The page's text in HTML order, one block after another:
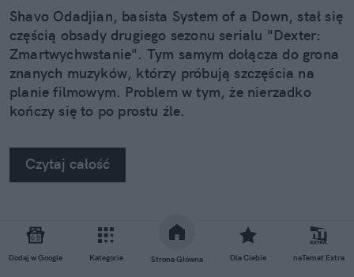
Dodaj w Google Kategorie Strona Główna Dla Ciebie naTemat Extra
Shavo Odadjian, basista System of a Down, stał się
częścią obsady drugiego sezonu serialu "Dexter:
Zmartwychwstanie". Tym samym dołącza do grona
znanych muzyków, którzy próbują szczęścia na
planie filmowym. Problem w tym, że nierzadko
kończy się to po prostu źle.
Czytaj całość
REKLAMA